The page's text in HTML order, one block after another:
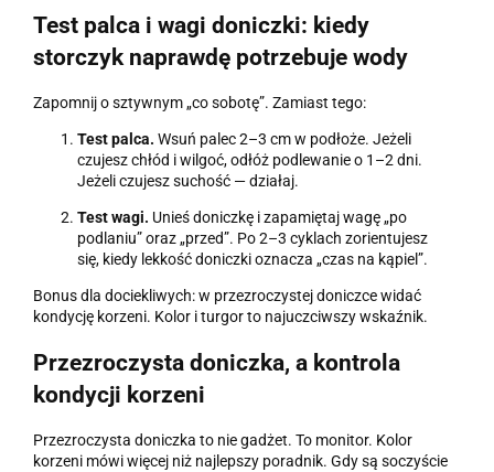
Test palca i wagi doniczki: kiedy
storczyk naprawdę potrzebuje wody
Zapomnij o sztywnym „co sobotę”. Zamiast tego:
Test palca. Wsuń palec 2–3 cm w podłoże. Jeżeli
czujesz chłód i wilgoć, odłóż podlewanie o 1–2 dni.
Jeżeli czujesz suchość — działaj.
Test wagi. Unieś doniczkę i zapamiętaj wagę „po
podlaniu” oraz „przed”. Po 2–3 cyklach zorientujesz
się, kiedy lekkość doniczki oznacza „czas na kąpiel”.
Bonus dla dociekliwych: w przezroczystej doniczce widać
kondycję korzeni. Kolor i turgor to najuczciwszy wskaźnik.
Przezroczysta doniczka, a kontrola
kondycji korzeni
Przezroczysta doniczka to nie gadżet. To monitor. Kolor
korzeni mówi więcej niż najlepszy poradnik. Gdy są soczyście